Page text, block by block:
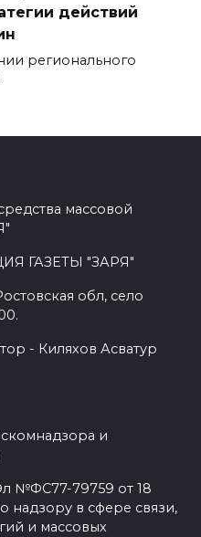
действий
регионального
массовой
ГАЗЕТЫ "ЗАРЯ"
обл, село
- Киляхов Асватур
и
№ФС77-79759 от 18
надзору в сфере связи,
и массовых